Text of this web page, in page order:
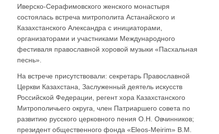
Иверско-Серафимовского женского монастыря
состоялась встреча митрополита Астанайского и
Казахстанского Александра с инициаторами,
организаторами и участниками Международного
фестиваля православной хоровой музыки «Пасхальная
песнь».
На встрече присутствовали: секретарь Православной
Церкви Казахстана, Заслуженный деятель искусств
Российской Федерации, регент хора Казахстанского
Митрополичьего округа, член Патриаршего совета по
развитию русского церковного пения О.Н. Овчинников;
президент общественного фонда «Eleos-Meirim» В.М.